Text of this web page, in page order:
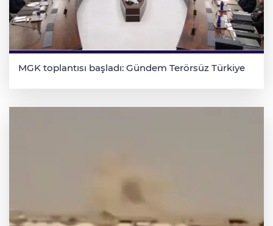
MGK toplantısı başladı: Gündem Terörsüz Türkiye